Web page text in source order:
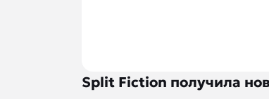
Split Fiction получила